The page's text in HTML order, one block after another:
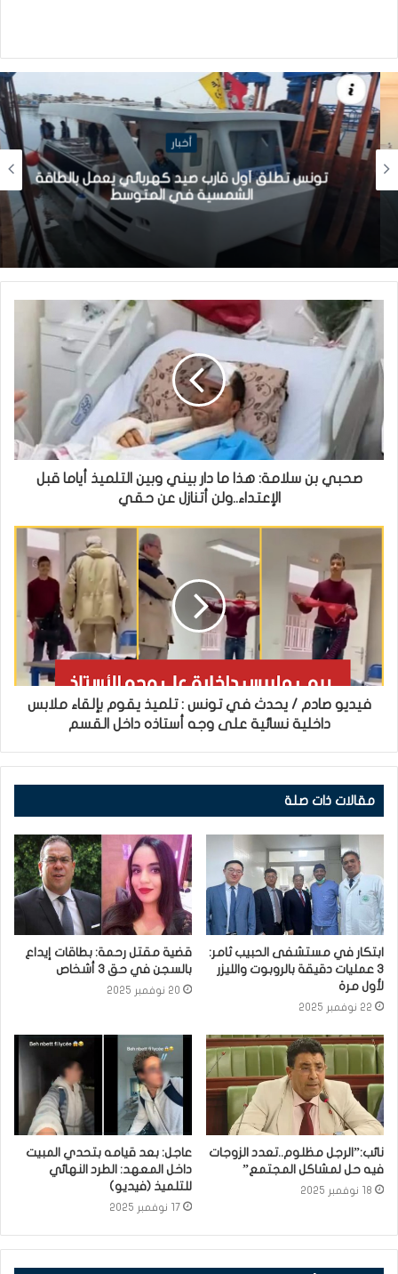
تونس تطلق أول قارب صيد كهربائي يعمل بالطاقة
الشمسية في المتوسط
صحبي بن سلامة: هذا ما دار بيني وبين التلميذ أياما قبل
الإعتداء..ولن أتنازل عن حقي
فيديو صادم / يحدث في تونس : تلميذ يقوم بإلقاء ملابس
داخلية نسائية على وجه أستاذه داخل القسم
مقالات ذات صلة
ابتكار في مستشفى الحبيب ثامر:
3 عمليات دقيقة بالروبوت والليزر
لأول مرة
22 نوفمبر 2025
قضية مقتل رحمة: بطاقات إيداع
بالسجن في حق 3 أشخاص
20 نوفمبر 2025
نائب:”الرجل مظلوم..تعدد الزوجات
فيه حل لمشاكل المجتمع”
18 نوفمبر 2025
عاجل: بعد قيامه بتحدي المبيت
داخل المعهد: الطرد النهائي
للتلميذ (فيديو)
17 نوفمبر 2025